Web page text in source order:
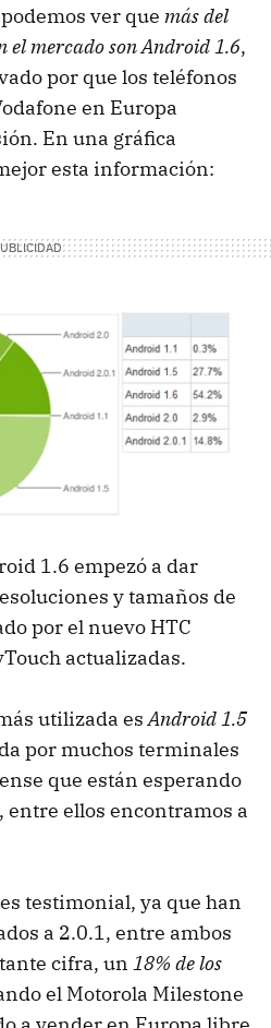
ver que más del
el mercado son Android 1.6,
por que los teléfonos
en Europa
En una gráfica
esta información:
1.6 empezó a dar
y tamaños de
por el nuevo HTC
actualizadas.
utilizada esAndroid 1.5
por muchos terminales
que están esperando
entre ellos encontramos a
es testimonial, ya que han
a 2.0.1, entre ambos
cifra, un 18% de los
el Motorola Milestone